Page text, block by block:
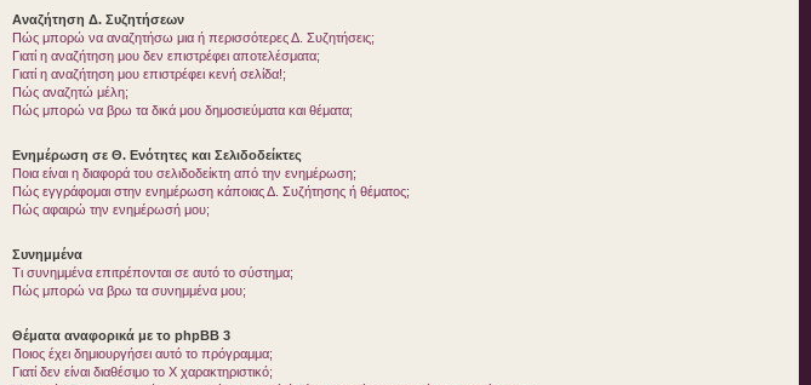
Αναζήτηση Δ. Συζητήσεων
Πώς μπορώ να αναζητήσω μια ή περισσότερες Δ. Συζητήσεις;
Γιατί η αναζήτηση μου δεν επιστρέφει αποτελέσματα;
Γιατί η αναζήτηση μου επιστρέφει κενή σελίδα!;
Πώς αναζητώ μέλη;
Πώς μπορώ να βρω τα δικά μου δημοσιεύματα και θέματα;
Ενημέρωση σε Θ. Ενότητες και Σελιδοδείκτες
Ποια είναι η διαφορά του σελιδοδείκτη από την ενημέρωση;
Πώς εγγράφομαι στην ενημέρωση κάποιας Δ. Συζήτησης ή θέματος;
Πώς αφαιρώ την ενημέρωσή μου;
Συνημμένα
Τι συνημμένα επιτρέπονται σε αυτό το σύστημα;
Πώς μπορώ να βρω τα συνημμένα μου;
Θέματα αναφορικά με το phpBB 3
Ποιος έχει δημιουργήσει αυτό το πρόγραμμα;
Γιατί δεν είναι διαθέσιμο το Χ χαρακτηριστικό;